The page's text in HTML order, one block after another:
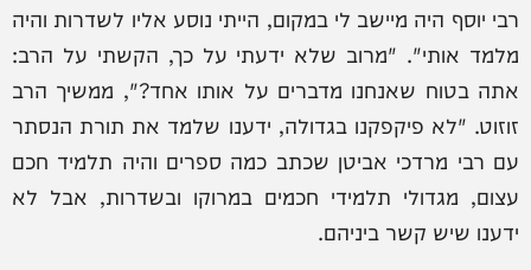
רבי יוסף היה מיישב לי במקום, הייתי נוסע אליו לשדרות והיה
מלמד אותי". "מרוב שלא ידעתי על כך, הקשתי על הרב:
אתה בטוח שאנחנו מדברים על אותו אחד?", ממשיך הרב
זוזוט. "לא פיקפקנו בגדולה, ידענו שלמד את תורת הנסתר
עם רבי מרדכי אביטן שכתב כמה ספרים והיה תלמיד חכם
עצום, מגדולי תלמידי חכמים במרוקו ובשדרות, אבל לא
ידענו שיש קשר ביניהם.